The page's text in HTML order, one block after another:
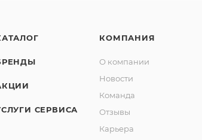
СЕРВИСА
КОМПАНИЯ
О компании
Новости
Команда
Отзывы
Карьера